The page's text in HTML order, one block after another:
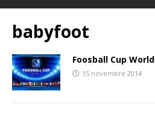
babyfoot
Foosball Cup World
15 novembre 2014